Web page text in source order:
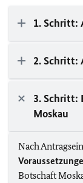
1. Schritt:
2. Schritt:
3. Schritt:
Moskau
Nach
Botschaft